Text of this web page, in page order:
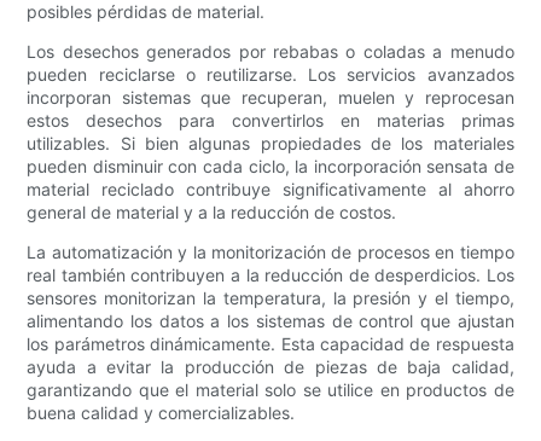
posibles pérdidas de material.
Los desechos generados por rebabas o coladas a menudo
pueden reciclarse o reutilizarse. Los servicios avanzados
incorporan sistemas que recuperan, muelen y reprocesan
estos desechos para convertirlos en materias primas
utilizables. Si bien algunas propiedades de los materiales
pueden disminuir con cada ciclo, la incorporación sensata de
material reciclado contribuye significativamente al ahorro
general de material y a la reducción de costos.
La automatización y la monitorización de procesos en tiempo
real también contribuyen a la reducción de desperdicios. Los
sensores monitorizan la temperatura, la presión y el tiempo,
alimentando los datos a los sistemas de control que ajustan
los parámetros dinámicamente. Esta capacidad de respuesta
ayuda a evitar la producción de piezas de baja calidad,
garantizando que el material solo se utilice en productos de
buena calidad y comercializables.